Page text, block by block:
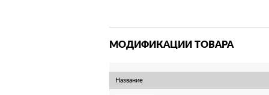
МОДИФИКАЦИИ ТОВАРА
Название